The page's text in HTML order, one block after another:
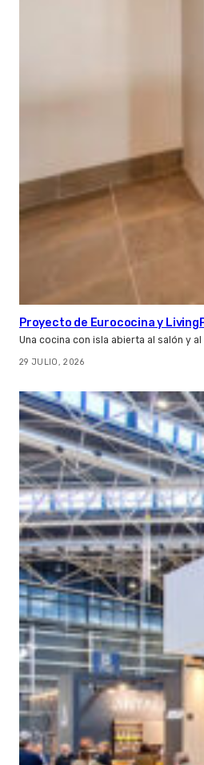
Proyecto de Eurococina y
Una cocina con isla abierta al salón y
29 JULIO, 2026